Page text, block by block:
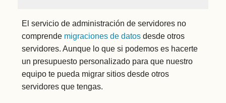
El servicio de administración de servidores no
comprende migraciones de datos desde otros
servidores. Aunque lo que si podemos es hacerte
un presupuesto personalizado para que nuestro
equipo te pueda migrar sitios desde otros
servidores que tengas.